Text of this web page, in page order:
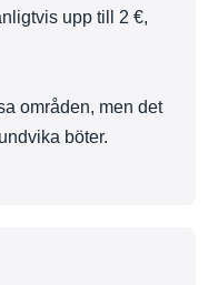
upp till 2 €,
områden, men det
böter.